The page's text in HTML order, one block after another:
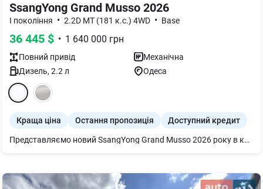
SsangYong Grand Musso 2026
I покоління • 2.2D MT (181 к.с.) 4WD • Base
36 445 $ • 1 640 000 грн
Повний привід
Механічна
Дизель, 2.2 л Одеса
Краща ціна Остання пропозиція Доступний кредит
Представляємо новий SsangYong Grand Musso 2026 року в комплектації Base. Цей надійний пікап, оснащений потужним дизельним двигуном 2.2D на 181 к.с., пропонує відмінну прохідність завдяки повному приводу 4WD, а механічна коробка передач забезпечує повний контроль над керуванням.